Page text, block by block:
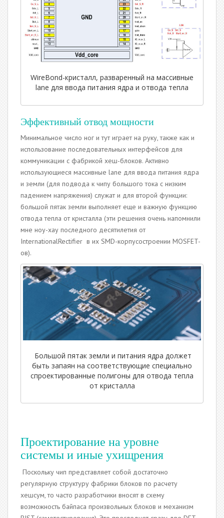
WireBond-кристалл, разваренный на массивные
lane для ввода питания ядра и отвода тепла
Эффективный отвод мощности
Минимальное число ног и тут играет на руку, также как и
использование последовательных интерфейсов для
коммуникации с фабрикой хеш-блоков. Активно
использующиеся массивные lane для ввода питания ядра
и земли (для подвода к чипу большого тока с низким
падением напряжения) служат и для второй функции:
большой пятак земли выполняет еще и важную функцию
отвода тепла от кристалла (эти решения очень напомнили
мне ноу-хау последного десятилетия от
InternationalRectifier в их SMD-корпусостроении MOSFET-
ов).
Большой пятак земли и питания ядра должет
быть запаян на соответствующие специально
спроектированные полигоны для отвода тепла
от кристалла
Проектирование на уровне
системы и иные ухищрения
Поскольку чип представляет собой достаточно
регулярную структуру фабрики блоков по расчету
хешсум, то часто разработчики вносят в схему
возможность байпаса произвольных блоков и механизм